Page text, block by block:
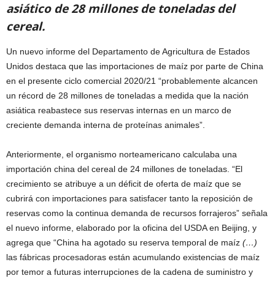
asiático de 28 millones de toneladas del
cereal.
Un nuevo informe del Departamento de Agricultura de Estados
Unidos destaca que las importaciones de maíz por parte de China
en el presente ciclo comercial 2020/21 “probablemente alcancen
un récord de 28 millones de toneladas a medida que la nación
asiática reabastece sus reservas internas en un marco de
creciente demanda interna de proteínas animales”.
Anteriormente, el organismo norteamericano calculaba una
importación china del cereal de 24 millones de toneladas. “El
crecimiento se atribuye a un déficit de oferta de maíz que se
cubrirá con importaciones para satisfacer tanto la reposición de
reservas como la continua demanda de recursos forrajeros” señala
el nuevo informe, elaborado por la oficina del USDA en Beijing, y
agrega que “China ha agotado su reserva temporal de maíz (…)
las fábricas procesadoras están acumulando existencias de maíz
por temor a futuras interrupciones de la cadena de suministro y